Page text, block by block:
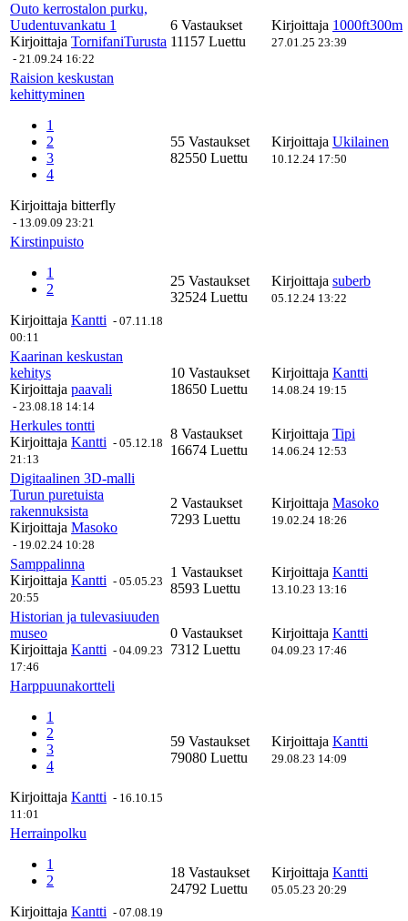
Outo kerrostalon purku,
Uudentuvankatu 1
Kirjoittaja TornifaniTurusta
- 21.09.24 16:22
6 Vastaukset
11157 Luettu
Kirjoittaja 1000ft300m
27.01.25 23:39
Raision keskustan
kehittyminen
1
2
3
4
Kirjoittaja bitterfly
- 13.09.09 23:21
55 Vastaukset
82550 Luettu
Kirjoittaja Ukilainen
10.12.24 17:50
Kirstinpuisto
1
2
Kirjoittaja Kantti - 07.11.18
00:11
25 Vastaukset
32524 Luettu
Kirjoittaja suberb
05.12.24 13:22
Kaarinan keskustan
kehitys
Kirjoittaja paavali
- 23.08.18 14:14
10 Vastaukset
18650 Luettu
Kirjoittaja Kantti
14.08.24 19:15
Herkules tontti
Kirjoittaja Kantti - 05.12.18
21:13
8 Vastaukset
16674 Luettu
Kirjoittaja Tipi
14.06.24 12:53
Digitaalinen 3D-malli
Turun puretuista
rakennuksista
Kirjoittaja Masoko
- 19.02.24 10:28
2 Vastaukset
7293 Luettu
Kirjoittaja Masoko
19.02.24 18:26
Samppalinna
Kirjoittaja Kantti - 05.05.23
20:55
1 Vastaukset
8593 Luettu
Kirjoittaja Kantti
13.10.23 13:16
Historian ja tulevasiuuden
museo
Kirjoittaja Kantti - 04.09.23
17:46
0 Vastaukset
7312 Luettu
Kirjoittaja Kantti
04.09.23 17:46
Harppuunakortteli
1
2
3
4
Kirjoittaja Kantti - 16.10.15
11:01
59 Vastaukset
79080 Luettu
Kirjoittaja Kantti
29.08.23 14:09
Herrainpolku
1
2
Kirjoittaja Kantti - 07.08.19
18 Vastaukset
24792 Luettu
Kirjoittaja Kantti
05.05.23 20:29